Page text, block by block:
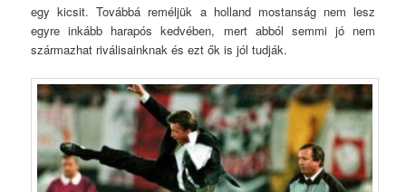
egy kicsit. Továbbá reméljük a holland mostanság nem lesz
egyre inkább harapós kedvében, mert abból semmi jó nem
származhat riválisainknak és ezt ők is jól tudják.